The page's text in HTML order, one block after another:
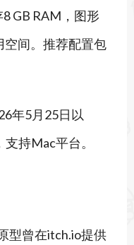
GB RAM，图形
空间。推荐配置包
年5月25日以
持Mac平台。
型曾在itch.io提供